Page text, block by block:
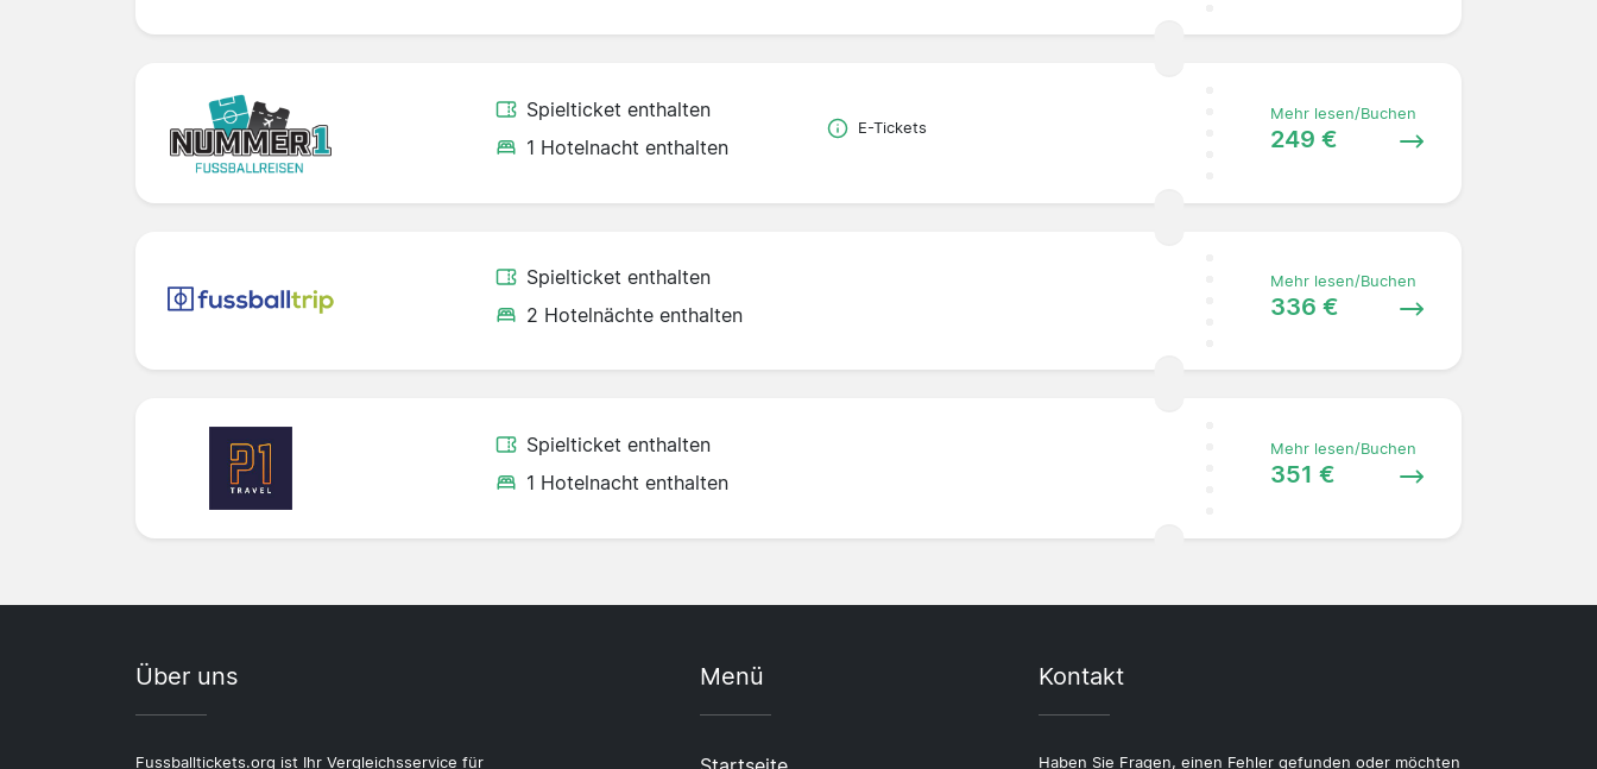
Spielticket enthalten
1 Hotelnacht enthalten
E-Tickets
Mehr lesen/Buchen
249 €
Spielticket enthalten
2 Hotelnächte enthalten
Mehr lesen/Buchen
336 €
Spielticket enthalten
1 Hotelnacht enthalten
Mehr lesen/Buchen
351 €
Über uns
Fussballtickets.org ist Ihr Vergleichsservice für
Menü Kontakt
Haben Sie Fragen, einen Fehler gefunden oder möchten